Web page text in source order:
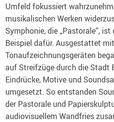
Umfeld fokussiert
musikalischen Werken
Symphonie, die „Pastorale“,
Beispiel dafür. Ausgestattet
Tonaufzeichnungsgeräten
auf Streifzüge durch die Stadt
Eindrücke, Motive und
umgesetzt. So entstanden
der Pastorale und
audiovisuellem Wandfries